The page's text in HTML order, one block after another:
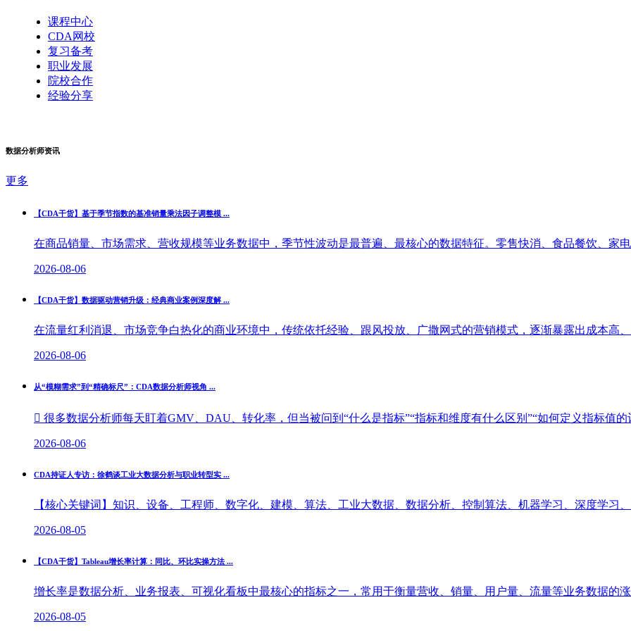
课程中心
CDA网校
复习备考
职业发展
院校合作
经验分享
数据分析师资讯
更多
【CDA干货】基于季节指数的基准销量乘法因子调整模 ...
在商品销量、市场需求、营收规模等业务数据中，季节性波动是最普遍、最核心的数据特征。零售快消、食品餐饮、家
2026-08-06
【CDA干货】数据驱动营销升级：经典商业案例深度解 ...
在流量红利消退、市场竞争白热化的商业环境中，传统依托经验、跟风投放、广撒网式的营销模式，逐渐暴露出成本高
2026-08-06
从“模糊需求”到“精确标尺”：CDA数据分析师视角 ...
 很多数据分析师每天盯着GMV、DAU、转化率，但当被问到“什么是指标”“指标和维度有什么区别”“如何定义指标值的
2026-08-06
CDA持证人专访：徐鹤谈工业大数据分析与职业转型实 ...
【核心关键词】知识、设备、工程师、数字化、建模、算法、工业大数据、数据分析、控制算法、机器学习、深度学习
2026-08-05
【CDA干货】Tableau增长率计算：同比、环比实操方法 ...
增长率是数据分析、业务报表、可视化看板中最核心的指标之一，常用于衡量营收、销量、用户量、流量等业务数据的
2026-08-05